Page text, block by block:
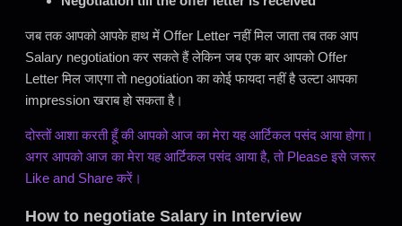
जब तक आपको आपके हाथ में Offer Letter नहीं मिल जाता तब तक आप
Salary negotiation कर सकते हैं लेकिन जब एक बार आपको Offer
Letter मिल जाएगा तो negotiation का कोई फायदा नहीं है उल्टा आपका
impression खराब हो सकता है।
दोस्तों आशा करती हूँ की आपको आज का मेरा यह आर्टिकल पसंद आया होगा।
अगर आपको आज का मेरा यह आर्टिकल पसंद आया है, तो Please इसे जरूर
Like and Share करें।
How to negotiate Salary in Interview